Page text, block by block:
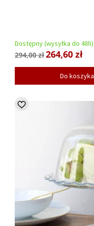
Dostępny (wysyłka do 48h)
294,00 zł264,60 zł
Do koszyka